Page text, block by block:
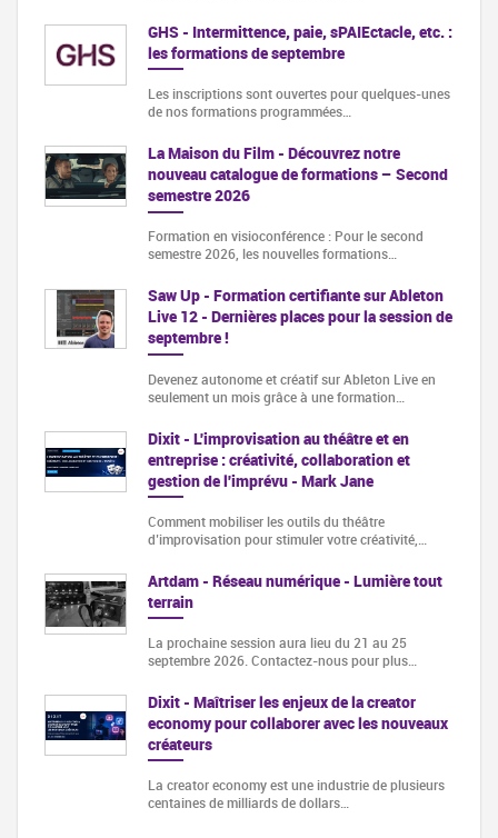
GHS - Intermittence, paie, sPAIEctacle, etc. :
les formations de septembre
Les inscriptions sont ouvertes pour quelques-unes
de nos formations programmées…
La Maison du Film - Découvrez notre
nouveau catalogue de formations – Second
semestre 2026
Formation en visioconférence : Pour le second
semestre 2026, les nouvelles formations…
Saw Up - Formation certifiante sur Ableton
Live 12 - Dernières places pour la session de
septembre !
Devenez autonome et créatif sur Ableton Live en
seulement un mois grâce à une formation…
Dixit - L'improvisation au théâtre et en
entreprise : créativité, collaboration et
gestion de l'imprévu - Mark Jane
Comment mobiliser les outils du théâtre
d’improvisation pour stimuler votre créativité,…
Artdam - Réseau numérique - Lumière tout
terrain
La prochaine session aura lieu du 21 au 25
septembre 2026. Contactez-nous pour plus…
Dixit - Maîtriser les enjeux de la creator
economy pour collaborer avec les nouveaux
créateurs
La creator economy est une industrie de plusieurs
centaines de milliards de dollars…